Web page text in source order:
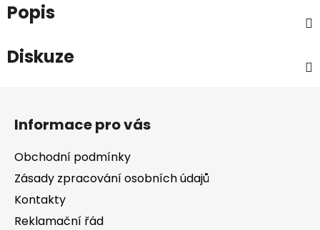
Popis
Diskuze
Informace pro vás
Obchodní podmínky
Zásady zpracování osobních údajů
Kontakty
Reklamační řád